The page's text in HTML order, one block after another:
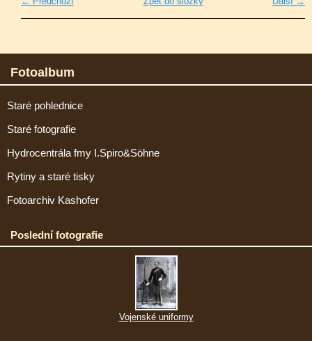
Fotoalbum
Staré pohlednice
Staré fotografie
Hydrocentrála fmy I.Spiro&Söhne
Rytiny a staré tisky
Fotoarchiv Kashofer
Poslední fotografie
Vojenské uniformy